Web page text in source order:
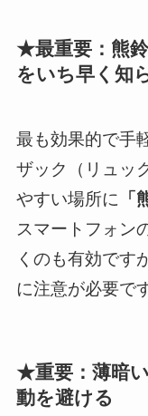
★最重要：熊
をいち早く知
最も効果的で手
ザック（リュッ
やすい場所に 「
スマートフォン
くのも有効です
に注意が必要で
★重要：薄暗
動を避ける